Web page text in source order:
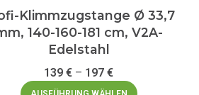
Klimmzugstange Ø 33,7
140-160-181 cm, V2A-
Edelstahl
139€ – 197€